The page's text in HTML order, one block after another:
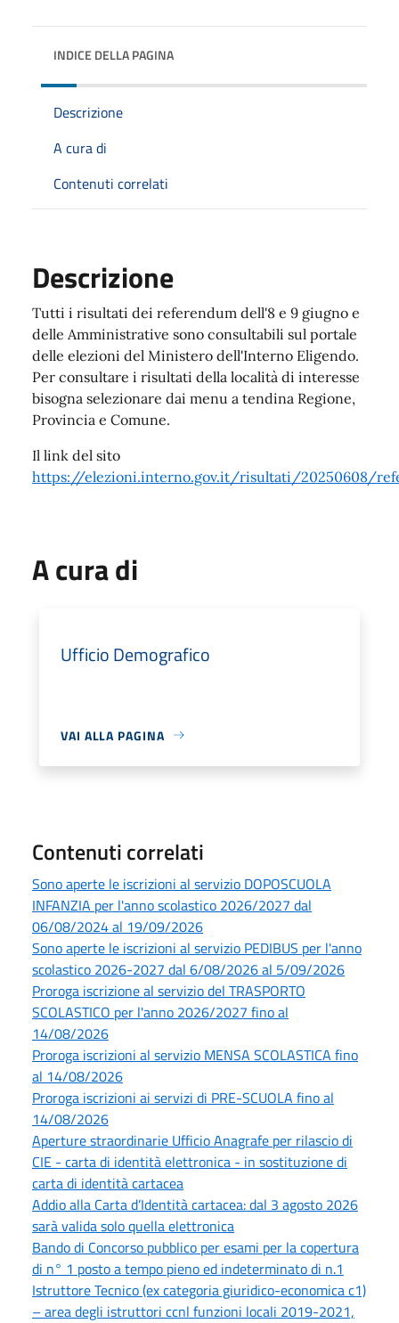
INDICE DELLA PAGINA
Descrizione
A cura di
Contenuti correlati
Descrizione
Tutti i risultati dei referendum dell'8 e 9 giugno e
delle Amministrative sono consultabili sul portale
delle elezioni del Ministero dell'Interno Eligendo.
Per consultare i risultati della località di interesse
bisogna selezionare dai menu a tendina Regione,
Provincia e Comune.
Il link del sito
https://elezioni.interno.gov.it/risultati/20250608/
A cura di
Ufficio Demografico
VAI ALLA PAGINA
Contenuti correlati
Sono aperte le iscrizioni al servizio DOPOSCUOLA
INFANZIA per l'anno scolastico 2026/2027 dal
06/08/2024 al 19/09/2026
Sono aperte le iscrizioni al servizio PEDIBUS per l'anno
scolastico 2026-2027 dal 6/08/2026 al 5/09/2026
Proroga iscrizione al servizio del TRASPORTO
SCOLASTICO per l'anno 2026/2027 fino al
14/08/2026
Proroga iscrizioni al servizio MENSA SCOLASTICA fino
al 14/08/2026
Proroga iscrizioni ai servizi di PRE-SCUOLA fino al
14/08/2026
Aperture straordinarie Ufficio Anagrafe per rilascio di
CIE - carta di identità elettronica - in sostituzione di
carta di identità cartacea
Addio alla Carta d’Identità cartacea: dal 3 agosto 2026
sarà valida solo quella elettronica
Bando di Concorso pubblico per esami per la copertura
di n° 1 posto a tempo pieno ed indeterminato di n.1
Istruttore Tecnico (ex categoria giuridico-economica c1)
– area degli istruttori ccnl funzioni locali 2019-2021,